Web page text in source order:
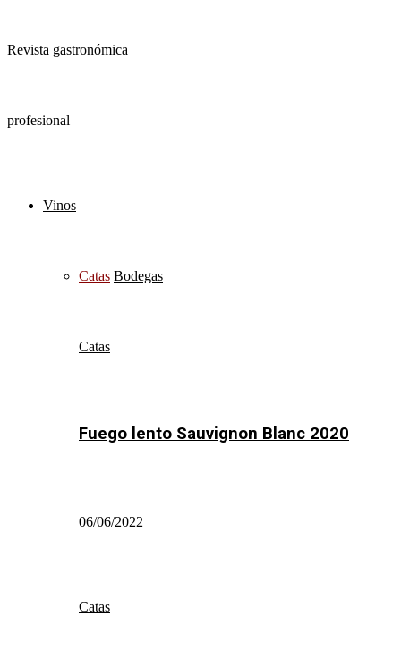
Revista gastronómica
profesional
Vinos
Catas Bodegas
Catas
Fuego lento Sauvignon Blanc 2020
06/06/2022
Catas